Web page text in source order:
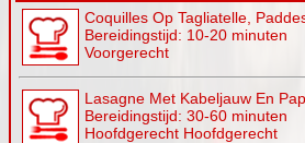
Coquilles Op Tagliatelle,
Bereidingstijd: 10-20 minuten
Voorgerecht
Lasagne Met Kabeljauw En
Bereidingstijd: 30-60 minuten
Hoofdgerecht Hoofdgerecht